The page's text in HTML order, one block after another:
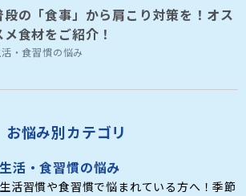
段の「食事」から肩こり対策を！オス
メ食材をご紹介！
・食習慣の悩み
お悩み別カテゴリ
生活・食習慣の悩み
生活習慣や食習慣で悩まれている方へ！季節